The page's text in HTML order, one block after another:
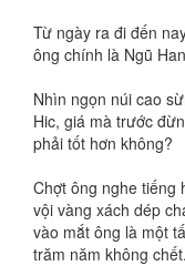
Từ ngày ra đi đến
ông chính là Ngũ
Nhìn ngọn núi cao
Hic, giá mà trước
phải tốt hơn không?
Chợt ông nghe tiếng
vội vàng xách dép
vào mắt ông là một
trăm năm không chết.